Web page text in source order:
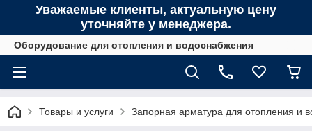
Уважаемые клиенты, актуальную цену
уточняйте у менеджера.
Оборудование для отопления и водоснабжения
Товары и услуги Запорная арматура для отопления и